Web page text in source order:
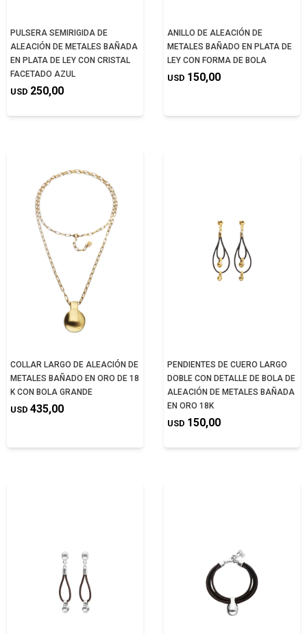
PULSERA SEMIRIGIDA DE
ALEACIÓN DE METALES BAÑADA
EN PLATA DE LEY CON CRISTAL
FACETADO AZUL
USD 250,00
ANILLO DE ALEACIÓN DE
METALES BAÑADO EN PLATA DE
LEY CON FORMA DE BOLA
USD 150,00
COLLAR LARGO DE ALEACIÓN DE
METALES BAÑADO EN ORO DE 18
K CON BOLA GRANDE
USD 435,00
PENDIENTES DE CUERO LARGO
DOBLE CON DETALLE DE BOLA DE
ALEACIÓN DE METALES BAÑADA
EN ORO 18K
USD 150,00